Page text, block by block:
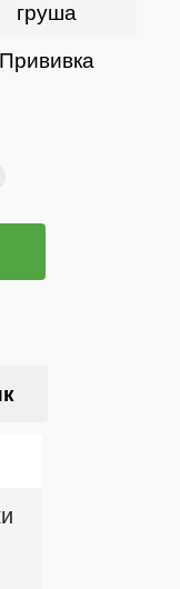
груша
Прививка